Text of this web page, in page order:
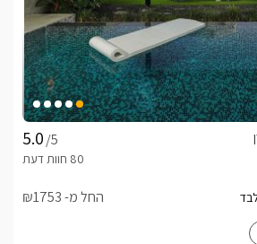
/5
החל מ- ₪1753